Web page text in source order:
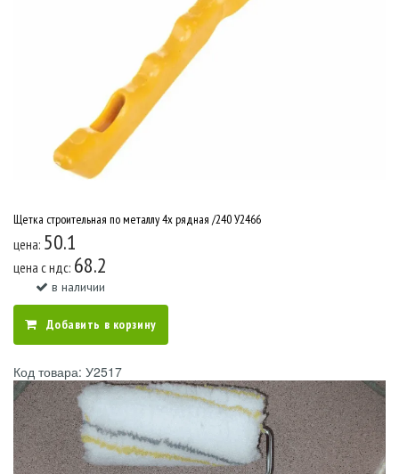
Щетка строительная по металлу 4х рядная /240 У2466
цена: 50.1
цена c ндс: 68.2
в наличии
Добавить в корзину
Код товара: У2517